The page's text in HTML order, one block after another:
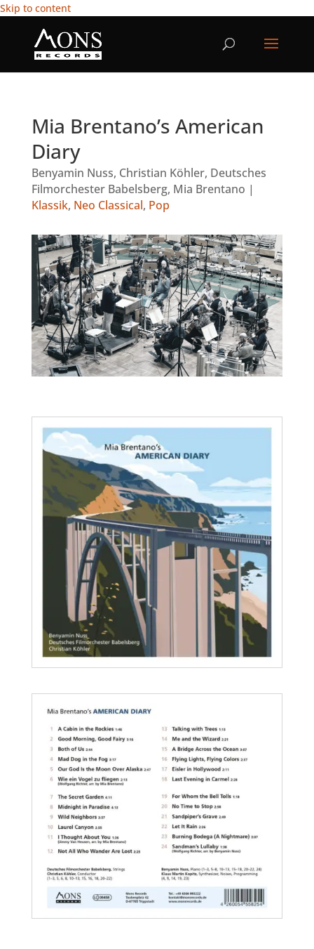
Skip to content
Mia Brentano’s American
Diary
Benyamin Nuss, Christian Köhler, Deutsches
Filmorchester Babelsberg, Mia Brentano |
Klassik, Neo Classical, Pop